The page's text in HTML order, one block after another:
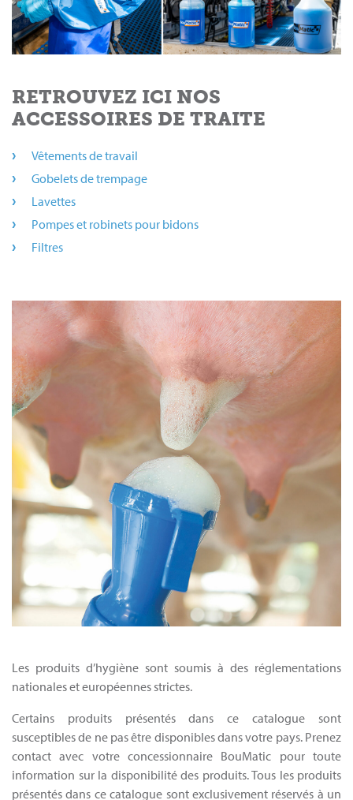
RETROUVEZ ICI NOS
ACCESSOIRES DE TRAITE
Vêtements de travail
Gobelets de trempage
Lavettes
Pompes et robinets pour bidons
Filtres
Les produits d’hygiène sont soumis à des réglementations
nationales et européennes strictes.
Certains produits présentés dans ce catalogue sont
susceptibles de ne pas être disponibles dans votre pays. Prenez
contact avec votre concessionnaire BouMatic pour toute
information sur la disponibilité des produits. Tous les produits
présentés dans ce catalogue sont exclusivement réservés à un